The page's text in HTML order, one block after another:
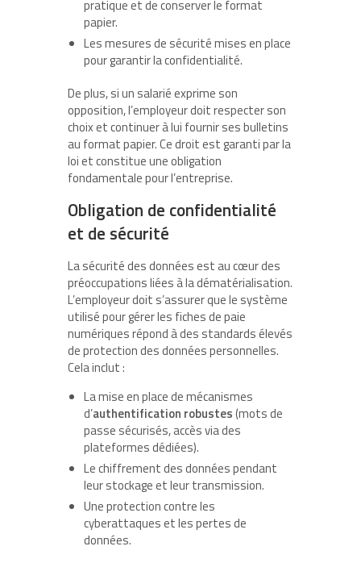
pratique et de conserver le format
papier.
Les mesures de sécurité mises en place
pour garantir la confidentialité.
De plus, si un salarié exprime son
opposition, l’employeur doit respecter son
choix et continuer à lui fournir ses bulletins
au format papier. Ce droit est garanti par la
loi et constitue une obligation
fondamentale pour l’entreprise.
Obligation de confidentialité
et de sécurité
La sécurité des données est au cœur des
préoccupations liées à la dématérialisation.
L’employeur doit s’assurer que le système
utilisé pour gérer les fiches de paie
numériques répond à des standards élevés
de protection des données personnelles.
Cela inclut :
La mise en place de mécanismes
d’authentification robustes(mots de
passe sécurisés, accès via des
plateformes dédiées).
Le chiffrement des données pendant
leur stockage et leur transmission.
Une protection contre les
cyberattaques et les pertes de
données.